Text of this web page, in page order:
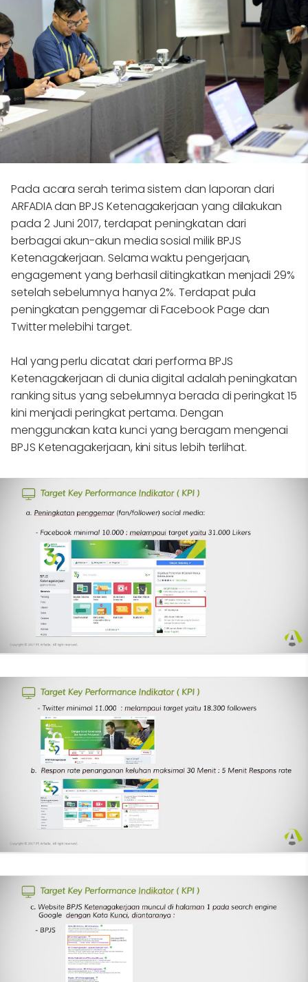
Pada acara serah terima sistem dan laporan dari
ARFADIA dan BPJS Ketenagakerjaan yang dilakukan
pada 2 Juni 2017, terdapat peningkatan dari
berbagai akun-akun media sosial milik BPJS
Ketenagakerjaan. Selama waktu pengerjaan,
engagement yang berhasil ditingkatkan menjadi 29%
setelah sebelumnya hanya 2%. Terdapat pula
peningkatan penggemar di Facebook Page dan
Twitter melebihi target.
Hal yang perlu dicatat dari performa BPJS
Ketenagakerjaan di dunia digital adalah peningkatan
ranking situs yang sebelumnya berada di peringkat 15
kini menjadi peringkat pertama. Dengan
menggunakan kata kunci yang beragam mengenai
BPJS Ketenagakerjaan, kini situs lebih terlihat.